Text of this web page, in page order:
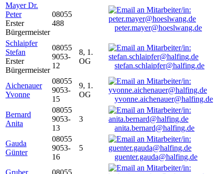
Mayer Dr.
Peter
Erster
Bürgermeister
08055
488
peter.mayer@hoeslwang.de
Schlaipfer
Stefan
Erster
Bürgermeister
08055
9053-
12
8, 1.
OG
stefan.schlaipfer@halfing.de
Aichenauer
Yvonne
08055
9053-
15
9, 1.
OG
yvonne.aichenauer@halfing.de
Bernard
Anita
08055
9053-
13
3
anita.bernard@halfing.de
Gauda
Günter
08055
9053-
16
5
guenter.gauda@halfing.de
Gruber
08055